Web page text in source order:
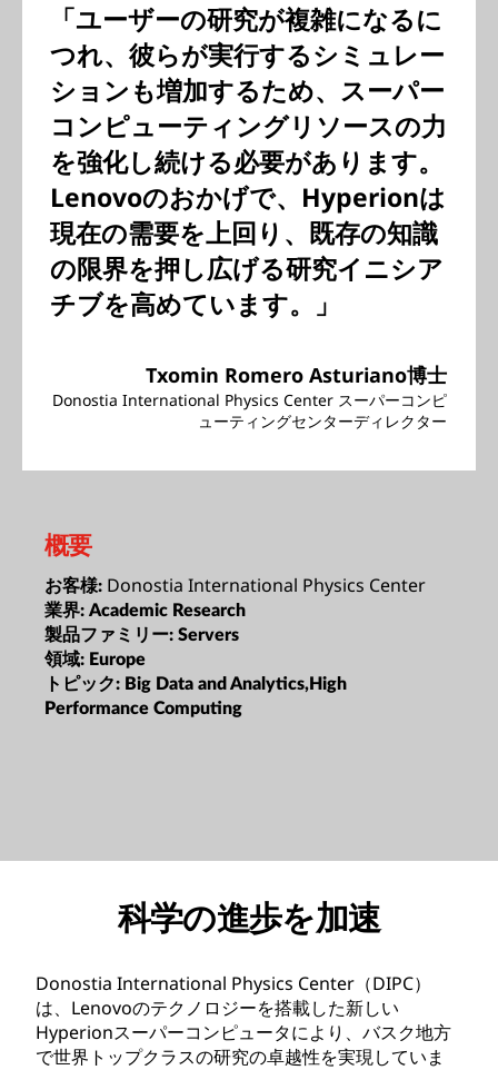
「ユーザーの研究が複雑になるに
つれ、彼らが実行するシミュレー
ションも増加するため、スーパー
コンピューティングリソースの力
を強化し続ける必要があります。
Lenovoのおかげで、Hyperionは
現在の需要を上回り、既存の知識
の限界を押し広げる研究イニシア
チブを高めています。」
Txomin Romero Asturiano博士
Donostia International Physics Center スーパーコンピ
ューティングセンターディレクター
概要
お客様: Donostia International Physics Center
業界: Academic Research
製品ファミリー: Servers
領域: Europe
トピック: Big Data and Analytics,High
Performance Computing
科学の進歩を加速
Donostia International Physics Center（DIPC）
は、Lenovoのテクノロジーを搭載した新しい
Hyperionスーパーコンピュータにより、バスク地方
で世界トップクラスの研究の卓越性を実現していま